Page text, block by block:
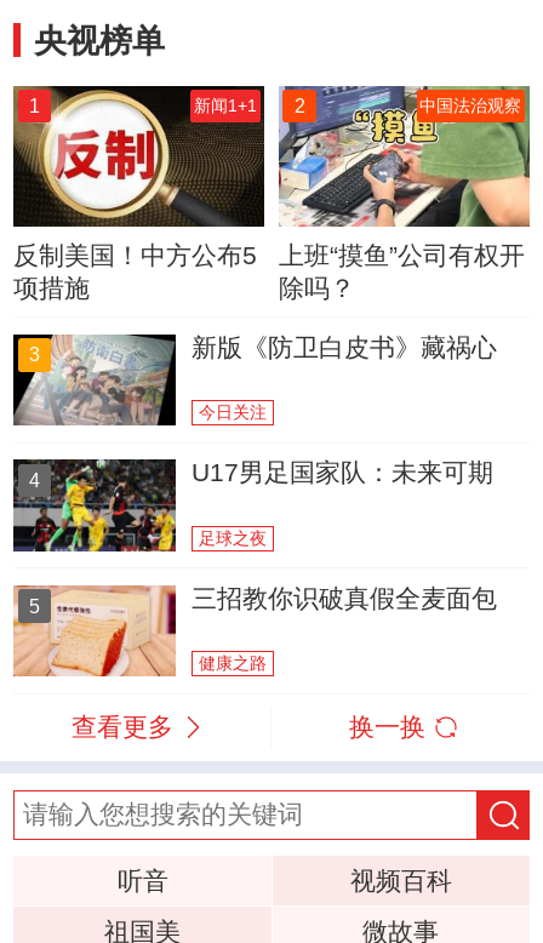
央视榜单
1 新闻1+1
反制美国！中方公布5
项措施
2 中国法治观察
上班“摸鱼”公司有权开
除吗？
3 新版《防卫白皮书》藏祸心
今日关注
4 U17男足国家队：未来可期
足球之夜
5 三招教你识破真假全麦面包
健康之路
查看更多 换一换
听音
视频百科
祖国美
微故事